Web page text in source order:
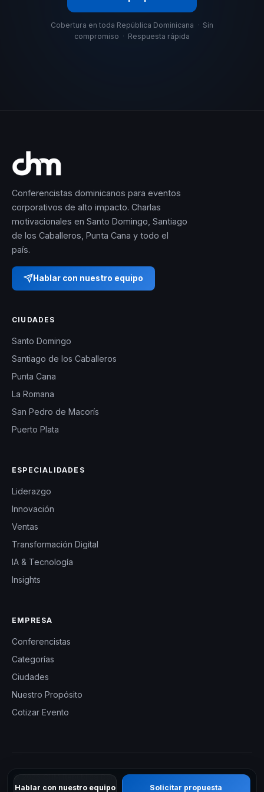
Cobertura en toda República Dominicana · Sin
compromiso · Respuesta rápida
Hablar con nuestro equipo Solicitar propuesta
Conferencistas dominicanos para eventos
corporativos de alto impacto. Charlas
motivacionales en Santo Domingo, Santiago
de los Caballeros, Punta Cana y todo el
país.
Hablar con nuestro equipo
CIUDADES
Santo Domingo
Santiago de los Caballeros
Punta Cana
La Romana
San Pedro de Macorís
Puerto Plata
ESPECIALIDADES
Liderazgo
Innovación
Ventas
Transformación Digital
IA & Tecnología
Insights
EMPRESA
Conferencistas
Categorías
Ciudades
Nuestro Propósito
Cotizar Evento
© 2026 CHM República Dominicana — Charlas Motivacionales en
República Dominicana. Todos los derechos reservados.